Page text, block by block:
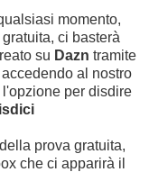
momento,
ci basterà
su Dazn tramite
al nostro
per disdire
prova gratuita,
che ci apparirà il